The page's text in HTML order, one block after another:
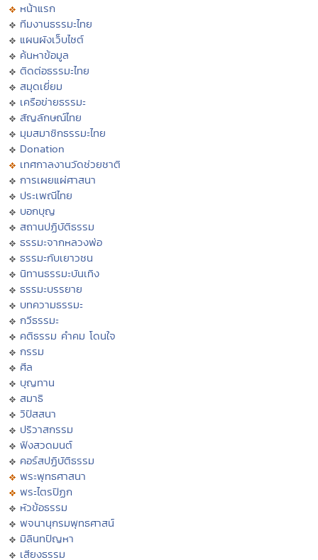
หน้าแรก
ทีมงานธรรมะไทย
แผนผังเว็บไซต์
ค้นหาข้อมูล
ติดต่อธรรมะไทย
สมุดเยี่ยม
เครือข่ายธรรมะ
สัญลักษณ์ไทย
มุมสมาชิกธรรมะไทย
Donation
เทศกาลงานวัดช่วยชาติ
การเผยแผ่ศาสนา
ประเพณีไทย
บอกบุญ
สถานปฏิบัติธรรม
ธรรมะจากหลวงพ่อ
ธรรมะกับเยาวชน
นิทานธรรมะบันเทิง
ธรรมะบรรยาย
บทความธรรมะ
กวีธรรมะ
คติธรรม คำคม โดนใจ
กรรม
ศีล
บุญทาน
สมาธิ
วิปัสสนา
ปริวาสกรรม
ฟังสวดมนต์
คอร์สปฏิบัติธรรม
พระพุทธศาสนา
พระไตรปิฏก
หัวข้อธรรม
พจนานุกรมพุทธศาสน์
มิลินทปัญหา
เสียงธรรม